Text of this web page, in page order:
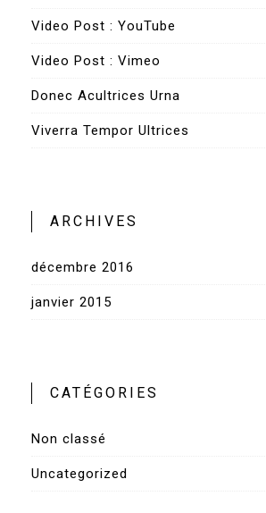
Video Post : YouTube
Video Post : Vimeo
Donec Acultrices Urna
Viverra Tempor Ultrices
ARCHIVES
décembre 2016
janvier 2015
CATÉGORIES
Non classé
Uncategorized